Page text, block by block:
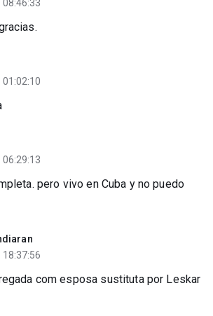
08:46:33
01:02:10
06:29:13
pero vivo en Cuba y no puedo
18:37:56
com esposa sustituta por Leskar